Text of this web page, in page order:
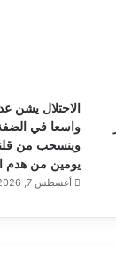
الاحتلال يشن
واسعا في
وينسحب من
يومين من هدم
أغسطس 7, 2026